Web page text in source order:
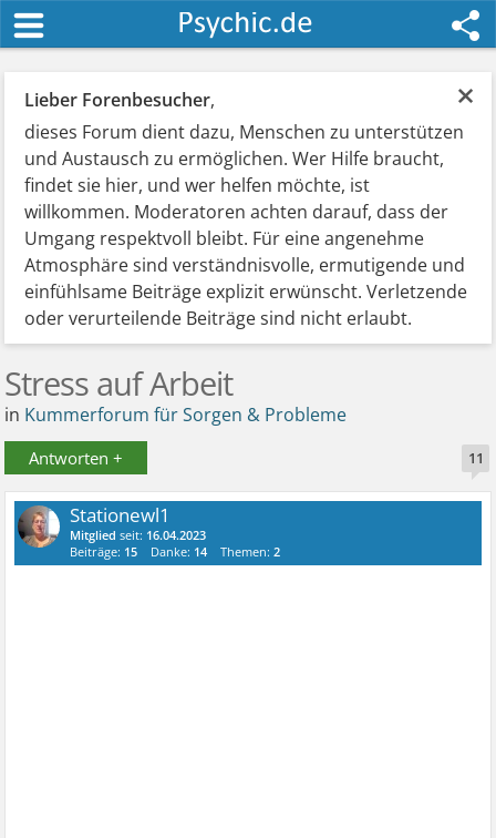
×
Lieber Forenbesucher,
dieses Forum dient dazu, Menschen zu unterstützen
und Austausch zu ermöglichen. Wer Hilfe braucht,
findet sie hier, und wer helfen möchte, ist
willkommen. Moderatoren achten darauf, dass der
Umgang respektvoll bleibt. Für eine angenehme
Atmosphäre sind verständnisvolle, ermutigende und
einfühlsame Beiträge explizit erwünscht. Verletzende
oder verurteilende Beiträge sind nicht erlaubt.
Stress auf Arbeit
in Kummerforum für Sorgen & Probleme
Antworten + 11
Stationewl1
Mitglied seit: 16.04.2023
Beiträge: 15 Danke: 14 Themen:2